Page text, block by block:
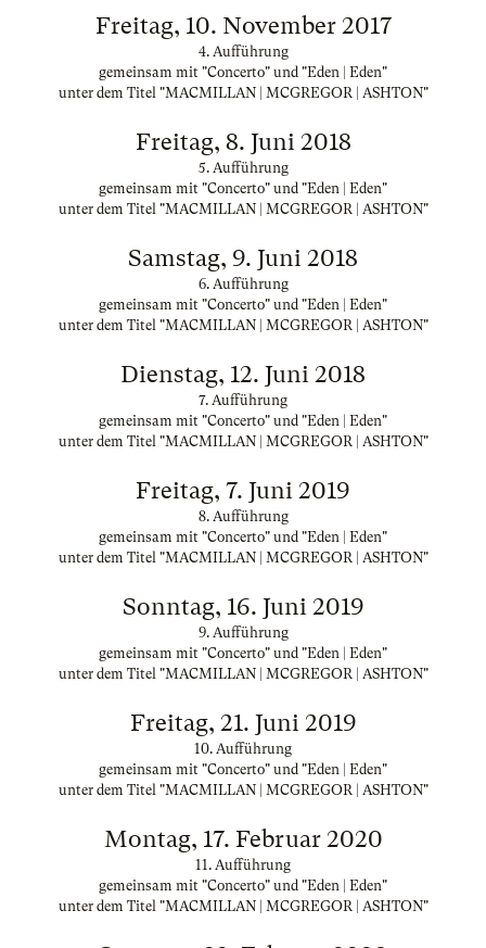
Freitag, 10. November 2017
4. Aufführung
gemeinsam mit "Concerto" und "Eden | Eden"
unter dem Titel "MACMILLAN | MCGREGOR | ASHTON"
Freitag, 8. Juni 2018
5. Aufführung
gemeinsam mit "Concerto" und "Eden | Eden"
unter dem Titel "MACMILLAN | MCGREGOR | ASHTON"
Samstag, 9. Juni 2018
6. Aufführung
gemeinsam mit "Concerto" und "Eden | Eden"
unter dem Titel "MACMILLAN | MCGREGOR | ASHTON"
Dienstag, 12. Juni 2018
7. Aufführung
gemeinsam mit "Concerto" und "Eden | Eden"
unter dem Titel "MACMILLAN | MCGREGOR | ASHTON"
Freitag, 7. Juni 2019
8. Aufführung
gemeinsam mit "Concerto" und "Eden | Eden"
unter dem Titel "MACMILLAN | MCGREGOR | ASHTON"
Sonntag, 16. Juni 2019
9. Aufführung
gemeinsam mit "Concerto" und "Eden | Eden"
unter dem Titel "MACMILLAN | MCGREGOR | ASHTON"
Freitag, 21. Juni 2019
10. Aufführung
gemeinsam mit "Concerto" und "Eden | Eden"
unter dem Titel "MACMILLAN | MCGREGOR | ASHTON"
Montag, 17. Februar 2020
11. Aufführung
gemeinsam mit "Concerto" und "Eden | Eden"
unter dem Titel "MACMILLAN | MCGREGOR | ASHTON"